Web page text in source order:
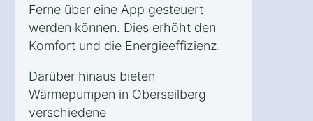
Ferne über eine App gesteuert
werden können. Dies erhöht den
Komfort und die Energieeffizienz.
Darüber hinaus bieten
Wärmepumpen in Oberseilberg
verschiedene